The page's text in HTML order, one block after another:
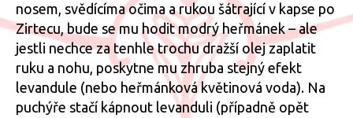
nosem, svědícíma očima a rukou šátrající v kapse po
Zirtecu, bude se mu hodit modrý heřmánek – ale
jestli nechce za tenhle trochu dražší olej zaplatit
ruku a nohu, poskytne mu zhruba stejný efekt
levandule (nebo heřmánková květinová voda). Na
puchýře stačí kápnout levanduli (případně opět